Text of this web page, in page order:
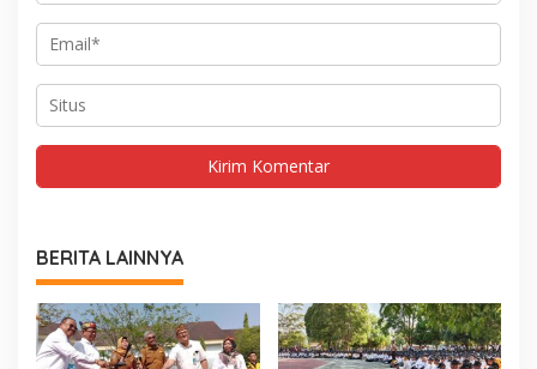
BERITA LAINNYA